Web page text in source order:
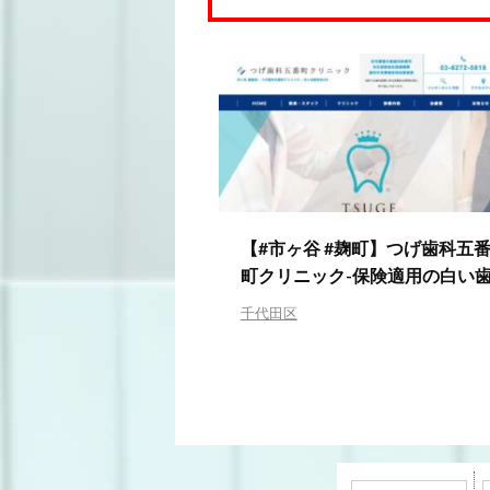
【#市ヶ谷 #麹町】つげ歯科五番
町クリニック-保険適用の白い
千代田区